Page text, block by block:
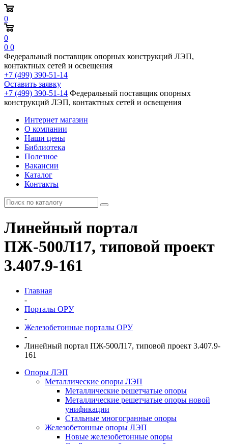
0
0
0 0
Федеральный поставщик опорных конструкций ЛЭП,
контактных сетей и освещения
+7 (499) 390-51-14
Оставить заявку
+7 (499) 390-51-14 Федеральный поставщик опорных
конструкций ЛЭП, контактных сетей и освещения
Интернет магазин
О компании
Наши цены
Библиотека
Полезное
Вакансии
Каталог
Контакты
Линейный портал
ПЖ-500Л17, типовой проект
3.407.9-161
Главная
-
Порталы ОРУ
-
Железобетонные порталы ОРУ
-
Линейный портал ПЖ-500Л17, типовой проект 3.407.9-
161
Опоры ЛЭП
Металлические опоры ЛЭП
Металлические решетчатые опоры
Металлические решетчатые опоры новой
унификации
Стальные многогранные опоры
Железобетонные опоры ЛЭП
Новые железобетонные опоры